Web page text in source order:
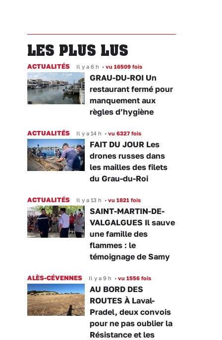
LES PLUS LUS
ACTUALITÉS Il y a 6 h • vu 16509 fois
GRAU-DU-ROI Un
restaurant fermé pour
manquement aux
règles d’hygiène
ACTUALITÉS Il y a 14 h • vu 6327 fois
FAIT DU JOUR Les
drones russes dans
les mailles des filets
du Grau-du-Roi
ACTUALITÉS Il y a 13 h • vu 1821 fois
SAINT-MARTIN-DE-
VALGALGUES Il sauve
une famille des
flammes : le
témoignage de Samy
ALÈS-CÉVENNES Il y a 9 h • vu 1556 fois
AU BORD DES
ROUTES À Laval-
Pradel, deux convois
pour ne pas oublier la
Résistance et les